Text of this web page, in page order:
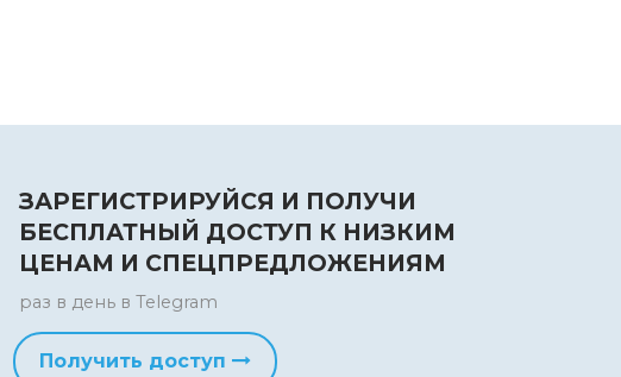
ЗАРЕГИСТРИРУЙСЯ И ПОЛУЧИ
БЕСПЛАТНЫЙ ДОСТУП К НИЗКИМ
ЦЕНАМ И СПЕЦПРЕДЛОЖЕНИЯМ
раз в день в Telegram
Получить доступ